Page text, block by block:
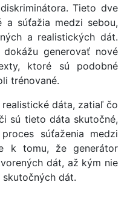
Tieto dve
a súťažia medzi sebou,
a realistických dát.
generovať nové
ktoré sú podobné
trénované.
dáta, zatiaľ čo
sú tieto dáta skutočné,
súťaženia medzi
k tomu, že generátor
dát, až kým nie
dát.